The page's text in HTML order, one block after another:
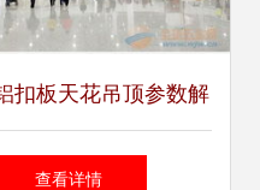
扣板天花吊顶参数解
会议服务应用指南
查看详情